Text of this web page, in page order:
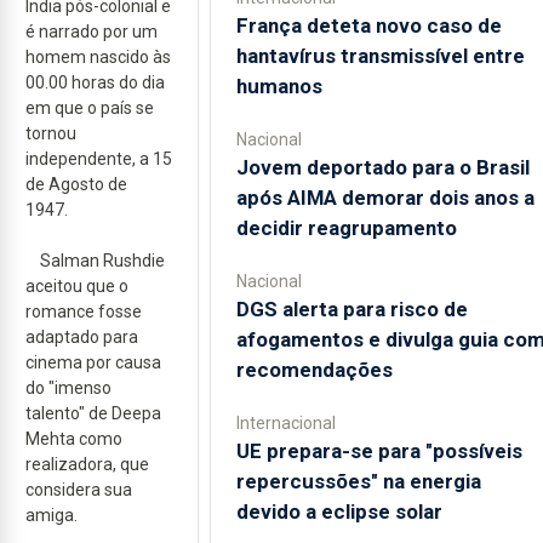
Índia pós-colonial e
é narrado por um
homem nascido às
00.00 horas do dia
em que o país se
tornou
independente, a 15
de Agosto de
1947.
Salman Rushdie
aceitou que o
romance fosse
adaptado para
cinema por causa
do "imenso
talento" de Deepa
Mehta como
realizadora, que
considera sua
amiga.
França deteta novo caso de
hantavírus transmissível entre
humanos
Nacional
Jovem deportado para o Brasil
após AIMA demorar dois anos a
decidir reagrupamento
Nacional
DGS alerta para risco de
afogamentos e divulga guia
recomendações
Internacional
UE prepara-se para "possíveis
repercussões" na energia
devido a eclipse solar